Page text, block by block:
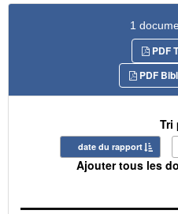
1
PDF
PDF
Tri
date du rapport
Ajouter tous les